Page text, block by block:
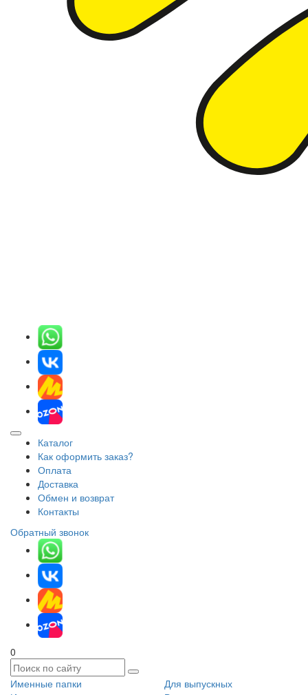
Каталог
Как оформить заказ?
Оплата
Доставка
Обмен и возврат
Контакты
Обратный звонок
0
Именные папки
Для выпускных